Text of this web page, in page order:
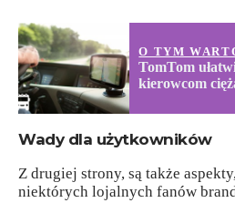
O TYM
TomTom
kierowcom
Wady dla użytkowników
Z drugiej strony, są także
niektórych lojalnych fanów